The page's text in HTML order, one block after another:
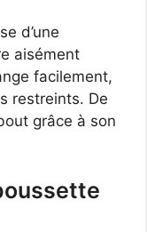
d’une
aisément
facilement,
restreints. De
grâce à son